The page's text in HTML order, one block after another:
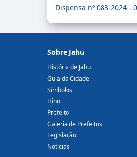
Dispensa nº 083-2024 -
Sobre Jahu
História de Jahu
Guia da Cidade
Símbolos
Hino
Prefeito
Galeria de Prefeitos
Legislação
Notícias